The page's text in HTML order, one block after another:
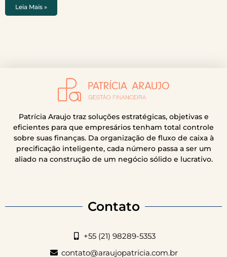
Leia Mais »
Patrícia Araujo traz soluções estratégicas, objetivas e
eficientes para que empresários tenham total controle
sobre suas finanças. Da organização de fluxo de caixa à
precificação inteligente, cada número passa a ser um
aliado na construção de um negócio sólido e lucrativo.
Contato
+55 (21) 98289-5353
contato@araujopatricia.com.br